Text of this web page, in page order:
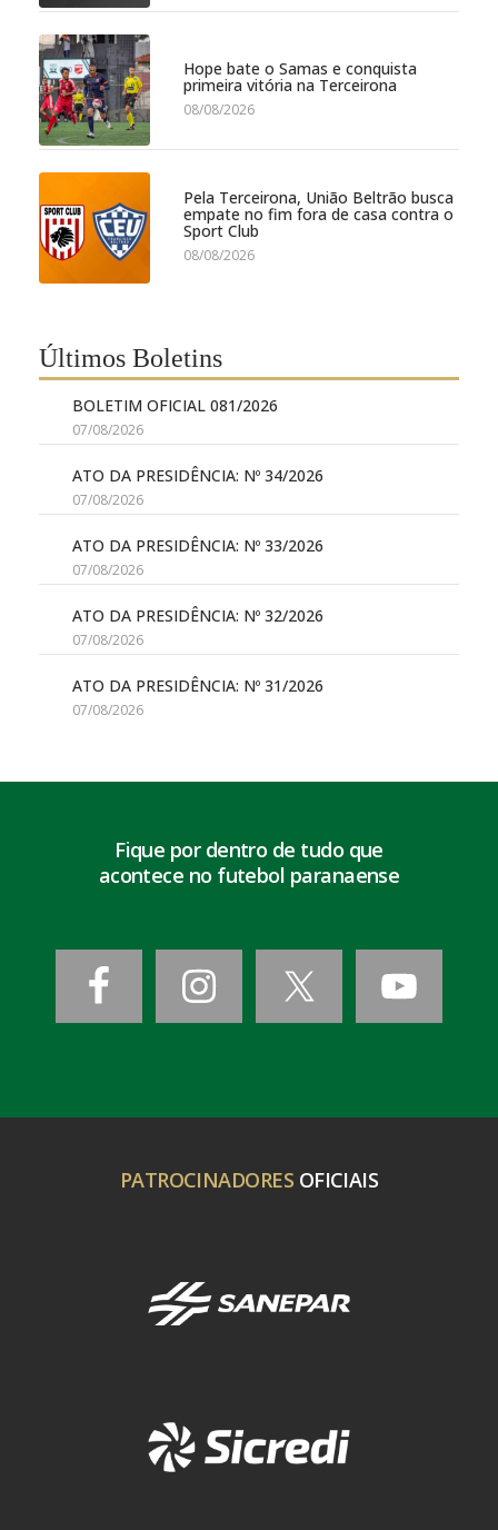
Hope bate o Samas e conquista
primeira vitória na Terceirona
08/08/2026
Pela Terceirona, União Beltrão busca
empate no fim fora de casa contra o
Sport Club
08/08/2026
Últimos Boletins
BOLETIM OFICIAL 081/2026
07/08/2026
ATO DA PRESIDÊNCIA: Nº 34/2026
07/08/2026
ATO DA PRESIDÊNCIA: Nº 33/2026
07/08/2026
ATO DA PRESIDÊNCIA: Nº 32/2026
07/08/2026
ATO DA PRESIDÊNCIA: Nº 31/2026
07/08/2026
Fique por dentro de tudo que
acontece no futebol paranaense
PATROCINADORES OFICIAIS